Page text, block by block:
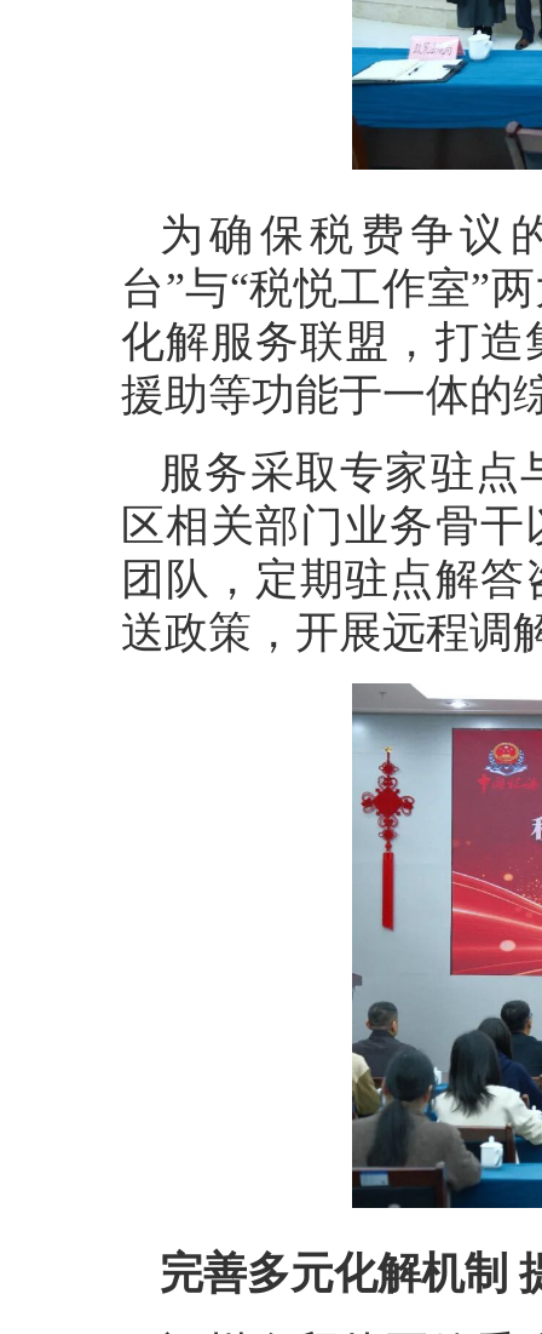
为确保税费争议
台”与“税悦工作室”
化解服务联盟，打
援助等功能于一体的
服务采取专家驻点
区相关部门业务骨
团队，定期驻点解
送政策，开展远程调
完善多元化解机制